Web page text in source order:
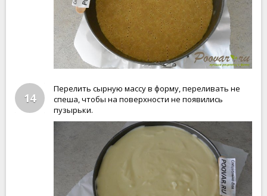
14
Перелить сырную массу в форму, переливать не
спеша, чтобы на поверхности не появились
пузырьки.